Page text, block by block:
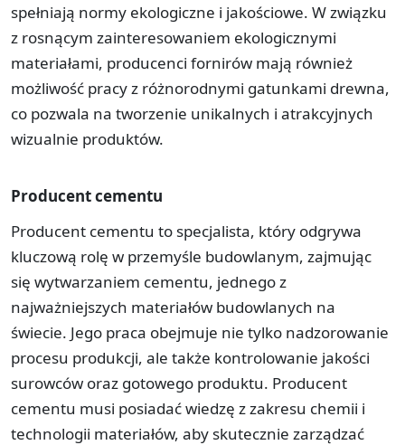
spełniają normy ekologiczne i jakościowe. W związku
z rosnącym zainteresowaniem ekologicznymi
materiałami, producenci fornirów mają również
możliwość pracy z różnorodnymi gatunkami drewna,
co pozwala na tworzenie unikalnych i atrakcyjnych
wizualnie produktów.
Producent cementu
Producent cementu to specjalista, który odgrywa
kluczową rolę w przemyśle budowlanym, zajmując
się wytwarzaniem cementu, jednego z
najważniejszych materiałów budowlanych na
świecie. Jego praca obejmuje nie tylko nadzorowanie
procesu produkcji, ale także kontrolowanie jakości
surowców oraz gotowego produktu. Producent
cementu musi posiadać wiedzę z zakresu chemii i
technologii materiałów, aby skutecznie zarządzać